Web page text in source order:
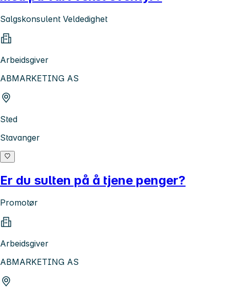
Salgskonsulent Veldedighet
Arbeidsgiver
ABMARKETING AS
Sted
Stavanger
Er du sulten på å tjene penger?
Promotør
Arbeidsgiver
ABMARKETING AS